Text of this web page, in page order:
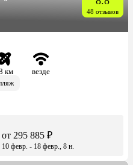
48 отзывов
км
везде
от 295 885 ₽
10 февр. - 18 февр., 8 н.